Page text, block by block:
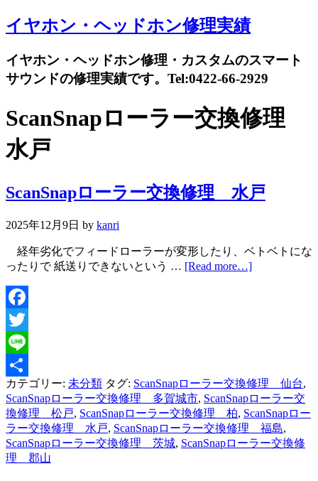
イヤホン・ヘッドホン修理実績
イヤホン・ヘッドホン修理・カスタムのスマート
サウンドの修理実績です。Tel:0422-66-2929
ScanSnapローラー交換修理
水戸
ScanSnapローラー交換修理 水戸
2025年12月9日 by kanri
経年劣化でフィードローラーが変形したり、ベトベトにな
ったりで 紙送りできないという … [Read more…]
Facebook
Twitter
Line
共
有
カテゴリー: 未分類 タグ: ScanSnapローラー交換修理 仙台,
ScanSnapローラー交換修理 多賀城市, ScanSnapローラー交
換修理 松戸, ScanSnapローラー交換修理 柏, ScanSnapロー
ラー交換修理 水戸, ScanSnapローラー交換修理 福島,
ScanSnapローラー交換修理 茨城, ScanSnapローラー交換修
理 郡山